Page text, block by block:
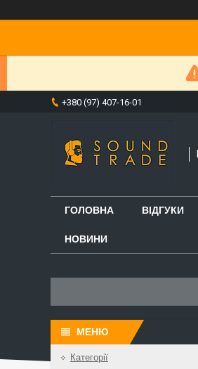
+380 (97) 407-16-01
ГОЛОВНА ВІДГУКИ
НОВИНИ
Категорії